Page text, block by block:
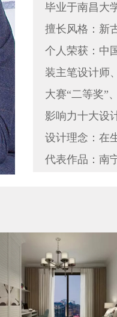
毕业于南昌大
擅长风格：新
个人荣获：中
装主笔设计师
大赛“二等奖”
影响力十大设
设计理念：在
代表作品：南